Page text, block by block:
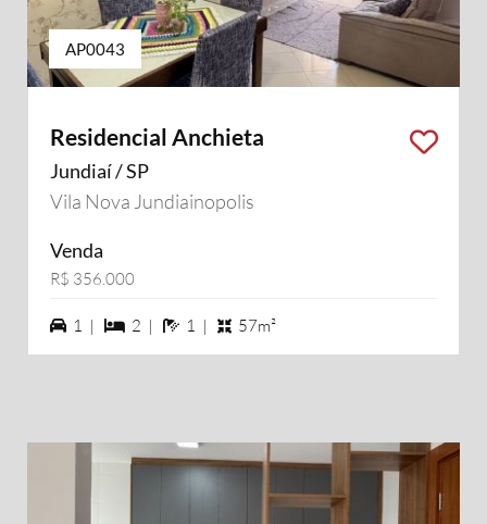
AP0043
Residencial Anchieta
Jundiaí / SP
Vila Nova Jundiainopolis
Venda
R$ 356.000
1 vagas na garagem
1 | 2 dormiórios
2 | 1 banheiros
1 | 57m²